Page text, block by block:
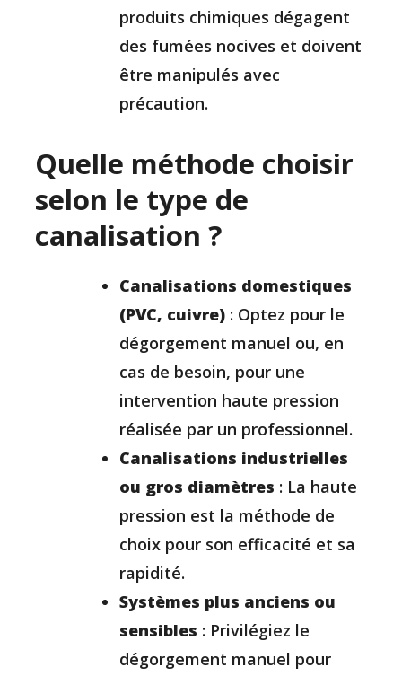
produits chimiques dégagent
des fumées nocives et doivent
être manipulés avec
précaution.
Quelle méthode choisir
selon le type de
canalisation ?
Canalisations domestiques
(PVC, cuivre) : Optez pour le
dégorgement manuel ou, en
cas de besoin, pour une
intervention haute pression
réalisée par un professionnel.
Canalisations industrielles
ou gros diamètres : La haute
pression est la méthode de
choix pour son efficacité et sa
rapidité.
Systèmes plus anciens ou
sensibles : Privilégiez le
dégorgement manuel pour